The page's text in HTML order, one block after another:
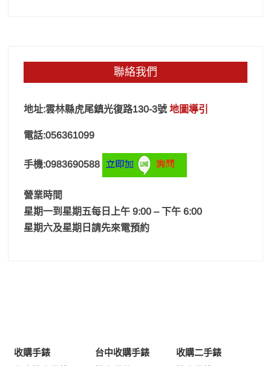
聯絡我們
地址:雲林縣虎尾鎮光復路130-3號地圖導引
電話:056361099
手機:0983690588
營業時間
星期一到星期五每日上午 9:00 – 下午 6:00
星期六及星期日請先來電預約
收購手錶 台中收購手錶
收購二手錶